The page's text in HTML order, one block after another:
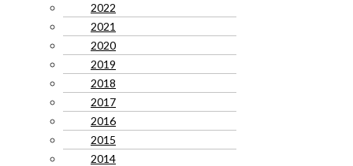
2022
2021
2020
2019
2018
2017
2016
2015
2014